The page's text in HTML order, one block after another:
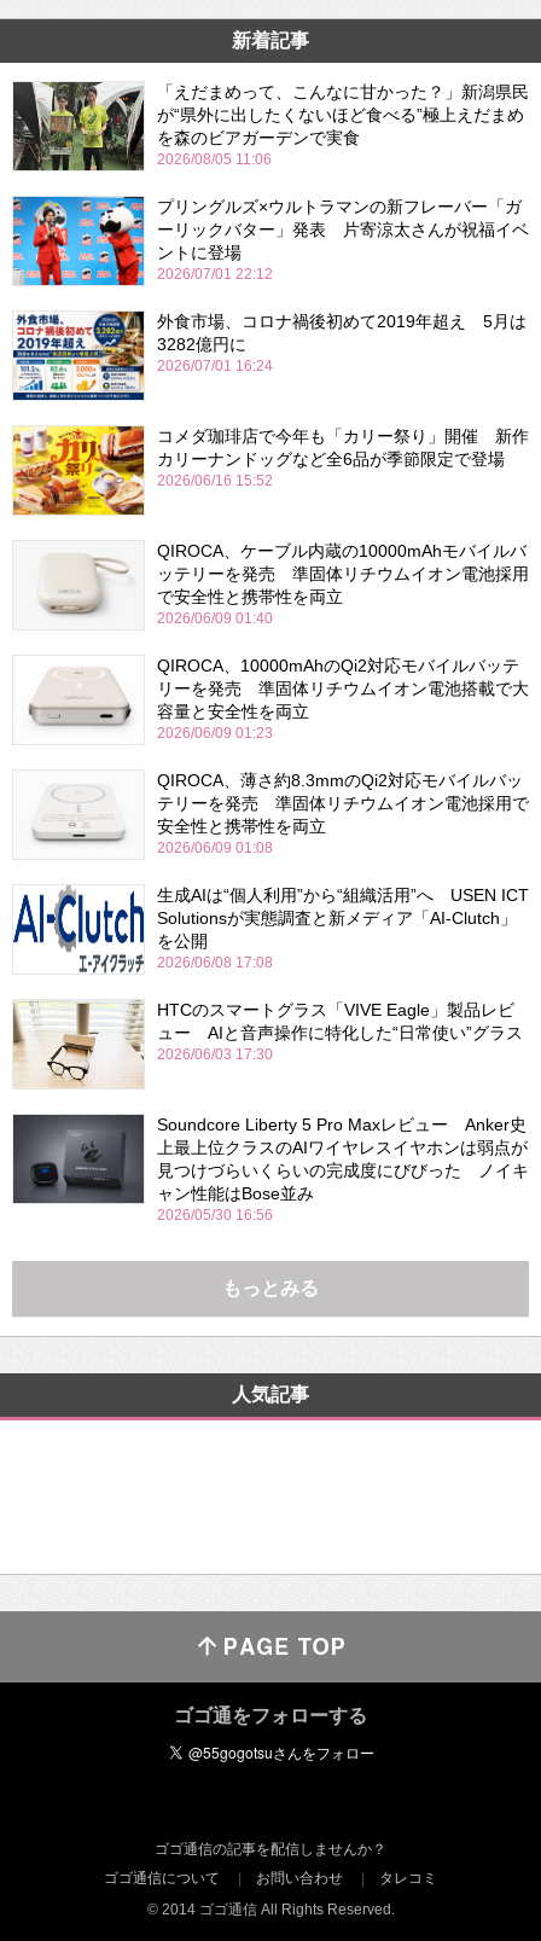
新着記事
「えだまめって、こんなに甘かった？」新潟県民
が“県外に出したくないほど食べる”極上えだまめ
を森のビアガーデンで実食
2026/08/05 11:06
プリングルズ×ウルトラマンの新フレーバー「ガ
ーリックバター」発表 片寄涼太さんが祝福イベ
ントに登場
2026/07/01 22:12
外食市場、コロナ禍後初めて2019年超え 5月は
3282億円に
2026/07/01 16:24
コメダ珈琲店で今年も「カリー祭り」開催 新作
カリーナンドッグなど全6品が季節限定で登場
2026/06/16 15:52
QIROCA、ケーブル内蔵の10000mAhモバイルバ
ッテリーを発売 準固体リチウムイオン電池採用
で安全性と携帯性を両立
2026/06/09 01:40
QIROCA、10000mAhのQi2対応モバイルバッテ
リーを発売 準固体リチウムイオン電池搭載で大
容量と安全性を両立
2026/06/09 01:23
QIROCA、薄さ約8.3mmのQi2対応モバイルバッ
テリーを発売 準固体リチウムイオン電池採用で
安全性と携帯性を両立
2026/06/09 01:08
生成AIは“個人利用”から“組織活用”へ USEN ICT
Solutionsが実態調査と新メディア「AI-Clutch」
を公開
2026/06/08 17:08
HTCのスマートグラス「VIVE Eagle」製品レビ
ュー AIと音声操作に特化した“日常使い”グラス
2026/06/03 17:30
Soundcore Liberty 5 Pro Maxレビュー Anker史
上最上位クラスのAIワイヤレスイヤホンは弱点が
見つけづらいくらいの完成度にびびった ノイキ
ャン性能はBose並み
2026/05/30 16:56
もっとみる
人気記事
ゴゴ通をフォローする
ゴゴ通信の記事を配信しませんか？
ゴゴ通信について
お問い合わせ
タレコミ
© 2014 ゴゴ通信 All Rights Reserved.